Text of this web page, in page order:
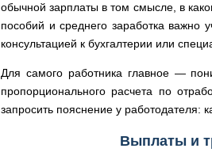
обычной зарплаты в том смысле, в
пособий и среднего заработка важно
консультацией к бухгалтерии или
Для самого работника главное —
пропорционального расчета по
запросить пояснение у работодателя:
Выплаты и